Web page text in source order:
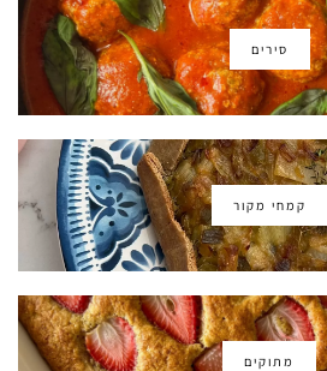
סירים
קמחי מקור
מתוקים